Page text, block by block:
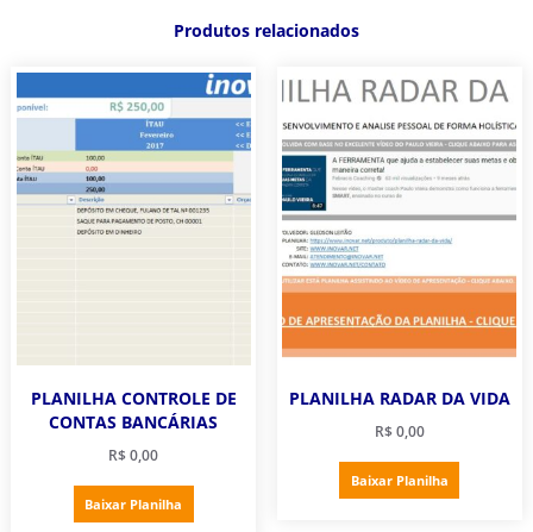
Produtos relacionados
PLANILHA CONTROLE DE
CONTAS BANCÁRIAS
R$ 0,00
Baixar Planilha
PLANILHA RADAR DA VIDA
R$ 0,00
Baixar Planilha